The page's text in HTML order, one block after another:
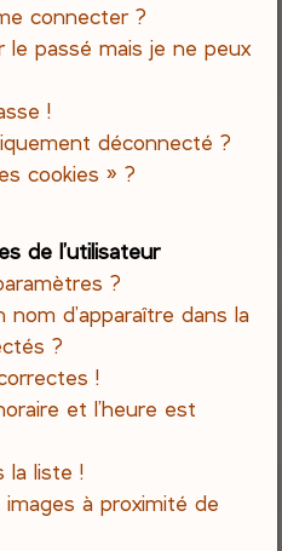
connecter ?
passé mais je ne peux
!
déconnecté ?
cookies » ?
de l’utilisateur
?
d’apparaître dans la
?
!
et l’heure est
la liste !
à proximité de